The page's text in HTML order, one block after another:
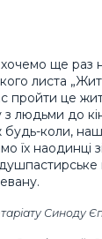
ще раз
листа
пройти це
людьми до
будь-коли,
їх наодинці
Синоду